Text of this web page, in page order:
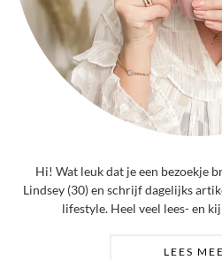
Hi! Wat leuk dat je een bezoekje
Lindsey (30) en schrijf dagelijks
lifestyle. Heel veel lees- en
LEES